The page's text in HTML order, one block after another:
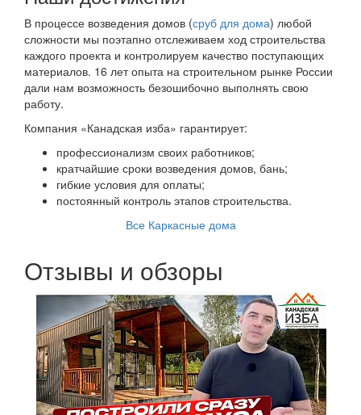
В процессе возведения домов (сруб для дома) любой
сложности мы поэтапно отслеживаем ход строительства
каждого проекта и контролируем качество поступающих
материалов. 16 лет опыта на строительном рынке России
дали нам возможность безошибочно выполнять свою
работу.
Компания «Канадская изба» гарантирует:
профессионализм своих работников;
кратчайшие сроки возведения домов, бань;
гибкие условия для оплаты;
постоянный контроль этапов строительства.
Все Каркасные дома
Отзывы и обзоры